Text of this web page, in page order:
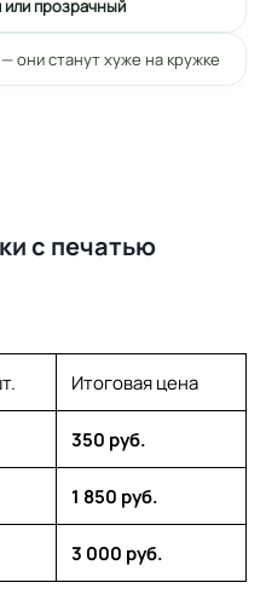
прозрачный
они станут хуже на кружке
с печатью
Итоговая цена
350 руб.
1 850 руб.
3 000 руб.